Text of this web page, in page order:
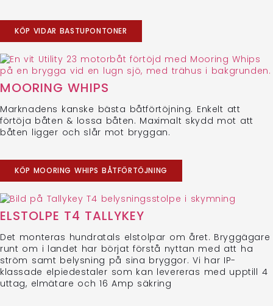
KÖP VIDAR BASTUPONTONER
MOORING WHIPS
Marknadens kanske bästa båtförtöjning. Enkelt att
förtöja båten & lossa båten. Maximalt skydd mot att
båten ligger och slår mot bryggan.
KÖP MOORING WHIPS BÅTFÖRTÖJNING
ELSTOLPE T4 TALLYKEY
Det monteras hundratals elstolpar om året. Bryggägare
runt om i landet har börjat förstå nyttan med att ha
ström samt belysning på sina bryggor. Vi har IP-
klassade elpiedestaler som kan levereras med upptill 4
uttag, elmätare och 16 Amp säkring